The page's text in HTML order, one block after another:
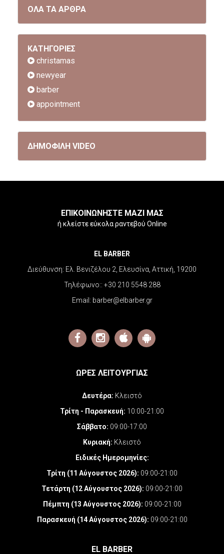
ΟΛΑ ΤΑ ΑΡΘΡΑ
ΚΑΤΗΓΟΡΙΕΣ
christamas
newyear
barber
appointment
ΔΗΜΟΦΙΛΗ VIDEO
ΕΠΙΚΟΙΝΩΝΗΣΤΕ ΜΑΖΙ ΜΑΣ
ή κλείστε εύκολα ραντεβού Online
EL BARBER
Διεύθυνση: Ελ. Βενιζέλου 2, Ελευσίνα, Αττική, 19200
Τηλέφωνο:: +30 210 5548 288
Email: barber@elbarber.gr
ΩΡΕΣ ΛΕΙΤΟΥΡΓΙΑΣ
Δευτέρα: Κλειστό
Τρίτη - Παρασκευή: 10:00-21:00
Σάββατο: 09:00-17:00
Κυριακή: Κλειστό
Ειδικές Ημερομηνίες:
Τρίτη (11 Αύγουστος 2026): 09:00-21:00
Τετάρτη (12 Αύγουστος 2026): 09:00-21:00
Πέμπτη (13 Αύγουστος 2026): 09:00-21:00
Παρασκευή (14 Αύγουστος 2026): 09:00-21:00
EL BARBER